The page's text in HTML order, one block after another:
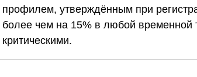
профилем, утверждённым при
более чем на 15% в любой временной
критическими.